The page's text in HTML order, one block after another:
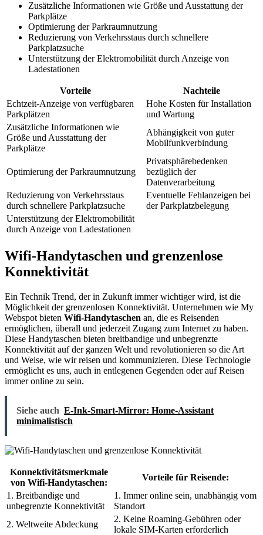
Zusätzliche Informationen wie Größe und Ausstattung der
Parkplätze
Optimierung der Parkraumnutzung
Reduzierung von Verkehrsstaus durch schnellere
Parkplatzsuche
Unterstützung der Elektromobilität durch Anzeige von
Ladestationen
Vorteile
Nachteile
Echtzeit-Anzeige von verfügbaren
Parkplätzen
Hohe Kosten für Installation
und Wartung
Zusätzliche Informationen wie
Größe und Ausstattung der
Parkplätze
Abhängigkeit von guter
Mobilfunkverbindung
Optimierung der Parkraumnutzung
Privatsphärebedenken
bezüglich der
Datenverarbeitung
Reduzierung von Verkehrsstaus
durch schnellere Parkplatzsuche
Eventuelle Fehlanzeigen bei
der Parkplatzbelegung
Unterstützung der Elektromobilität
durch Anzeige von Ladestationen
Wifi-Handytaschen und grenzenlose
Konnektivität
Ein Technik Trend, der in Zukunft immer wichtiger wird, ist die
Möglichkeit der grenzenlosen Konnektivität. Unternehmen wie My
Webspot bieten Wifi-Handytaschen an, die es Reisenden
ermöglichen, überall und jederzeit Zugang zum Internet zu haben.
Diese Handytaschen bieten breitbandige und unbegrenzte
Konnektivität auf der ganzen Welt und revolutionieren so die Art
und Weise, wie wir reisen und kommunizieren. Diese Technologie
ermöglicht es uns, auch in entlegenen Gegenden oder auf Reisen
immer online zu sein.
Siehe auch E-Ink-Smart-Mirror: Home-Assistant
minimalistisch
Konnektivitätsmerkmale
von Wifi-Handytaschen:
Vorteile für Reisende:
1. Breitbandige und
unbegrenzte Konnektivität
1. Immer online sein, unabhängig vom
Standort
2. Weltweite Abdeckung
2. Keine Roaming-Gebühren oder
lokale SIM-Karten erforderlich